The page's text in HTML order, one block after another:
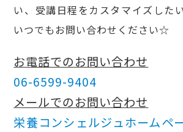
い、受講日程をカスタマイズした
いつでもお問い合わせください☆
お電話でのお問い合わせ
06-6599-9404
メールでのお問い合わせ
栄養コンシェルジュホームペ